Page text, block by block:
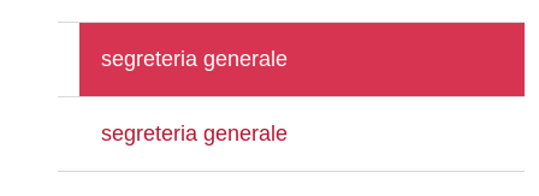
segreteria generale
segreteria generale